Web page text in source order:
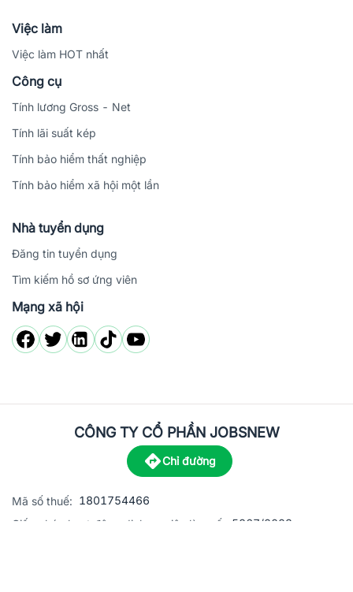
Việc làm
Việc làm HOT nhất
Công cụ
Tính lương Gross - Net
Tính lãi suất kép
Tính bảo hiểm thất nghiệp
Tính bảo hiểm xã hội một lần
Nhà tuyển dụng
Đăng tin tuyển dụng
Tìm kiếm hồ sơ ứng viên
Mạng xã hội
CÔNG TY CỔ PHẦN JOBSNEW
Chỉ đường
Mã số thuế: 1801754466
Giấy phép hoạt động dịch vụ việc làm số:
5867/2023